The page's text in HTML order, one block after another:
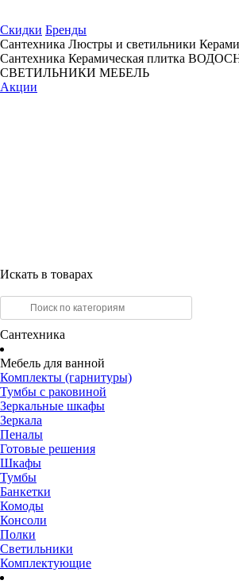
Скидки Бренды
Сантехника Люстры и светильники
Сантехника Керамическая плитка
СВЕТИЛЬНИКИ МЕБЕЛЬ
Акции
Искать в товарах
Сантехника
Мебель для ванной
Комплекты (гарнитуры)
Тумбы с раковиной
Зеркальные шкафы
Зеркала
Пеналы
Готовые решения
Шкафы
Тумбы
Банкетки
Комоды
Консоли
Полки
Светильники
Комплектующие